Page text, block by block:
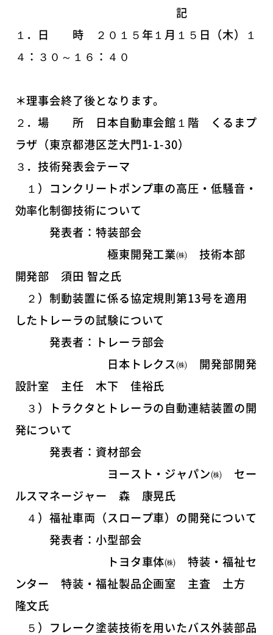
記
１．日 時 ２０１５年１月１５日（木）１
４：３０～１６：４０
＊理事会終了後となります。
２．場 所 日本自動車会館１階 くるまプ
ラザ（東京都港区芝大門1-1-30）
３．技術発表会テーマ
１）コンクリートポンプ車の高圧・低騒音・
効率化制御技術について
発表者：特装部会
極東開発工業㈱ 技術本部
開発部 須田 智之氏
２）制動装置に係る協定規則第13号を適用
したトレーラの試験について
発表者：トレーラ部会
日本トレクス㈱ 開発部開発
設計室 主任 木下 佳裕氏
３）トラクタとトレーラの自動連結装置の開
発について
発表者：資材部会
ヨースト・ジャパン㈱ セー
ルスマネージャー 森 康晃氏
４）福祉車両（スロープ車）の開発について
発表者：小型部会
トヨタ車体㈱ 特装・福祉セ
ンター 特装・福祉製品企画室 主査 土方
隆文氏
５）フレーク塗装技術を用いたバス外装部品